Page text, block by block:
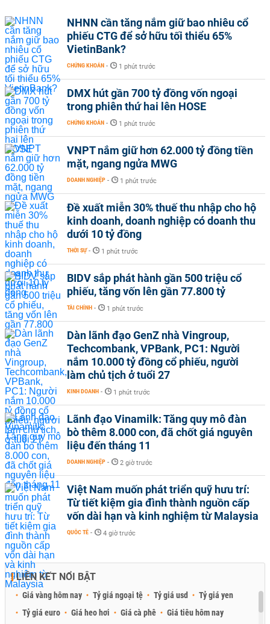
NHNN cần tăng nắm giữ bao nhiêu cổ
phiếu CTG để sở hữu tối thiểu 65%
VietinBank?
CHỨNG KHOÁN - 1 phút trước
DMX hút gần 700 tỷ đồng vốn ngoại
trong phiên thứ hai lên HOSE
CHỨNG KHOÁN - 1 phút trước
VNPT nắm giữ hơn 62.000 tỷ đồng tiền
mặt, ngang ngửa MWG
DOANH NGHIỆP - 1 phút trước
Đề xuất miễn 30% thuế thu nhập cho hộ
kinh doanh, doanh nghiệp có doanh thu
dưới 10 tỷ đồng
THỜI SỰ - 1 phút trước
BIDV sắp phát hành gần 500 triệu cổ
phiếu, tăng vốn lên gần 77.800 tỷ
TÀI CHÍNH - 1 phút trước
Dàn lãnh đạo GenZ nhà Vingroup,
Techcombank, VPBank, PC1: Người
nắm 10.000 tỷ đồng cổ phiếu, người
làm chủ tịch ở tuổi 27
KINH DOANH - 1 phút trước
Lãnh đạo Vinamilk: Tăng quy mô đàn
bò thêm 8.000 con, đã chốt giá nguyên
liệu đến tháng 11
DOANH NGHIỆP - 2 giờ trước
Việt Nam muốn phát triển quỹ hưu trí:
Từ tiết kiệm gia đình thành nguồn cấp
vốn dài hạn và kinh nghiệm từ Malaysia
QUỐC TẾ - 4 giờ trước
LIÊN KẾT NỔI BẬT
Giá vàng hôm nay Tỷ giá ngoại tệ Tỷ giá usd
Tỷ giá yen
Tỷ giá euro
Giá heo hơi Giá cà phê Giá tiêu hôm nay